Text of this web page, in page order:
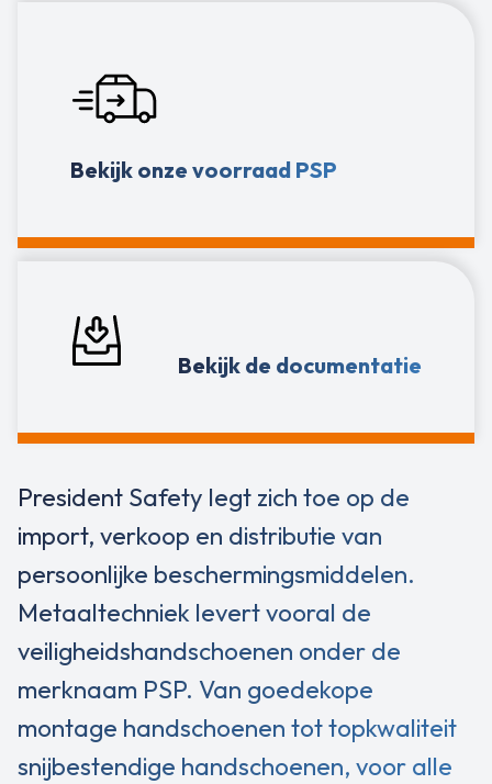
President Safety legt zich toe op de
import, verkoop en distributie van
persoonlijke beschermingsmiddelen.
Metaaltechniek levert vooral de
veiligheidshandschoenen onder de
merknaam PSP. Van goedekope
montage handschoenen tot topkwaliteit
snijbestendige handschoenen, voor alle
Bekijk onze voorraad PSP
Bekijk de documentatie